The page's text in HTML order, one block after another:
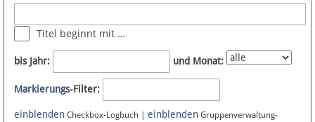
Newsletter
Bluesky
Facebook
Titel beginnt mit …
bis Jahr: und Monat:
Markierungs-Filter:
einblenden Checkbox-Logbuch | einblenden Gruppenverwaltung-